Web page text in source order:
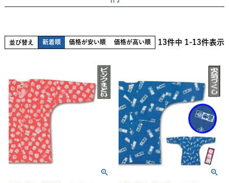
並び替え 新着順 価格が安い順 価格が高い順 13件中 1-13件表示